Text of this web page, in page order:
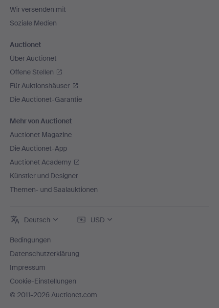
Wir versenden mit
Soziale Medien
Auctionet
Über Auctionet
Offene Stellen
Für Auktionshäuser
Die Auctionet-Garantie
Mehr von Auctionet
Auctionet Magazine
Die Auctionet-App
Auctionet Academy
Künstler und Designer
Themen- und Saalauktionen
Deutsch USD
Bedingungen
Datenschutzerklärung
Impressum
Cookie-Einstellungen
© 2011-2026 Auctionet.com